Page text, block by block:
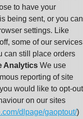
to have your
being sent, or you can
settings. Like
some of our services
can still place orders
Analytics We use
reporting of site
would like to opt-out
on our sites
dlpage/gaoptout/)